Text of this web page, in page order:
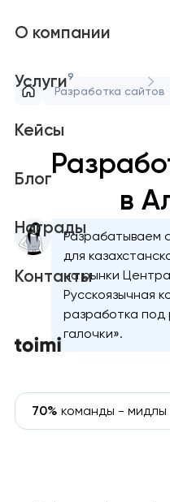
О компании
Услуги9
Кейсы
Блог
Награды
Контакты
Разработка сайтов
в
Разрабатываем
для
на рынки
Русскоязычная
разработка под
галочки».
70% команды - мидлы